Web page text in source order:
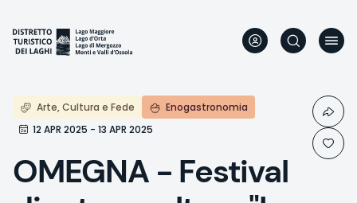
contenu
principal
Arte, Cultura e Fede
Enogastronomia
12 APR 2025 - 13 APR 2025
OMEGNA - Festival